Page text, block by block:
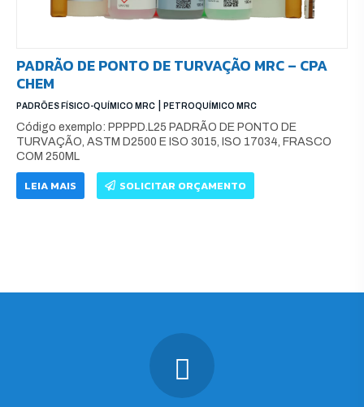
PADRÃO DE PONTO DE TURVAÇÃO MRC – CPA
CHEM
PADRÕES FÍSICO-QUÍMICO MRC PETROQUÍMICO MRC
Código exemplo: PPPPD.L25 PADRÃO DE PONTO DE
TURVAÇÃO, ASTM D2500 E ISO 3015, ISO 17034, FRASCO
COM 250ML
LEIA MAIS SOLICITAR ORÇAMENTO